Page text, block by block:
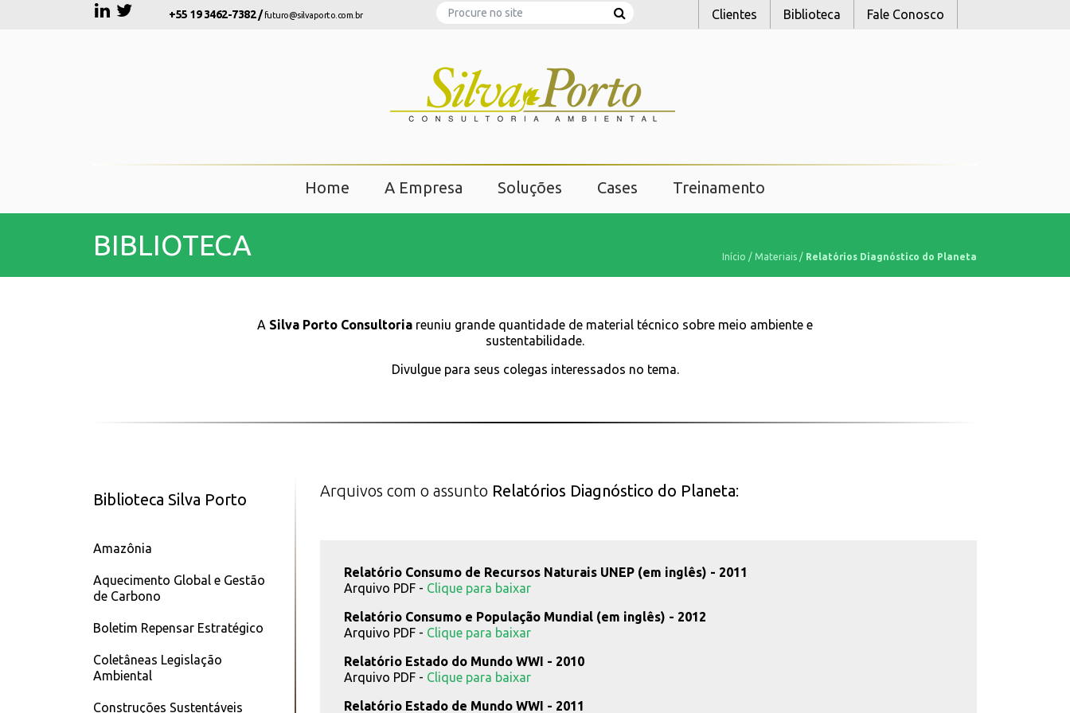
+55 19 3462-7382 /futuro@silvaporto.com.br Search Clientes Biblioteca Fale Conosco
Home A Empresa Soluções Cases Treinamento
BIBLIOTECA Início / Materiais / Relatórios Diagnóstico do Planeta
A Silva Porto Consultoria reuniu grande quantidade de material técnico sobre meio ambiente e
sustentabilidade.
Divulgue para seus colegas interessados no tema.
Biblioteca Silva Porto
Amazônia
Aquecimento Global e Gestão
de Carbono
Boletim Repensar Estratégico
Coletâneas Legislação
Ambiental
Construções Sustentáveis
Arquivos com o assunto Relatórios Diagnóstico do Planeta:
Relatório Consumo de Recursos Naturais UNEP (em inglês) - 2011
Arquivo PDF - Clique para baixar
Relatório Consumo e População Mundial (em inglês) - 2012
Arquivo PDF - Clique para baixar
Relatório Estado do Mundo WWI - 2010
Arquivo PDF - Clique para baixar
Relatório Estado de Mundo WWI - 2011